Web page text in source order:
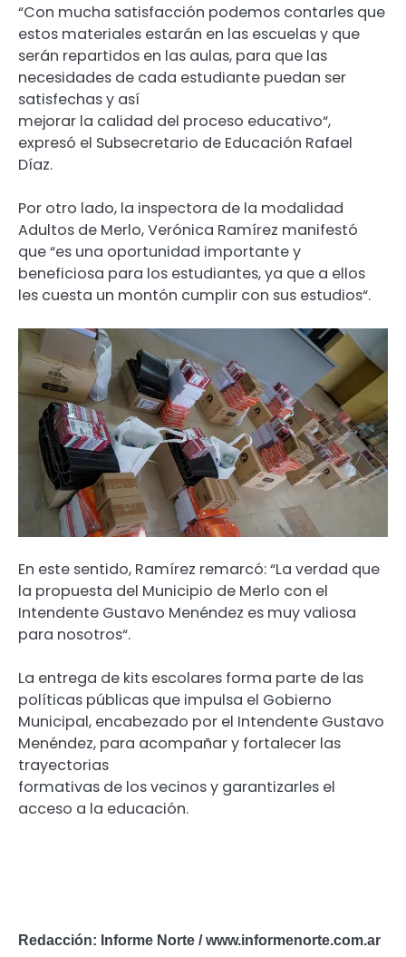
“Con mucha satisfacción podemos contarles que
estos materiales estarán en las escuelas y que
serán repartidos en las aulas, para que las
necesidades de cada estudiante puedan ser
satisfechas y así
mejorar la calidad del proceso educativo“,
expresó el Subsecretario de Educación Rafael
Díaz.
Por otro lado, la inspectora de la modalidad
Adultos de Merlo, Verónica Ramírez manifestó
que “es una oportunidad importante y
beneficiosa para los estudiantes, ya que a ellos
les cuesta un montón cumplir con sus estudios“.
En este sentido, Ramírez remarcó: “La verdad que
la propuesta del Municipio de Merlo con el
Intendente Gustavo Menéndez es muy valiosa
para nosotros“.
La entrega de kits escolares forma parte de las
políticas públicas que impulsa el Gobierno
Municipal, encabezado por el Intendente Gustavo
Menéndez, para acompañar y fortalecer las
trayectorias
formativas de los vecinos y garantizarles el
acceso a la educación.
Redacción: Informe Norte / www.informenorte.com.ar